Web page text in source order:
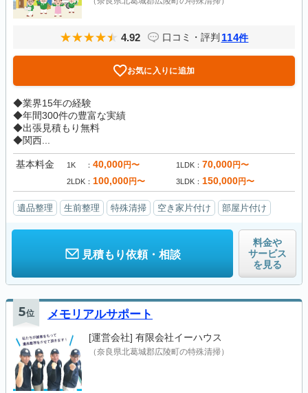
4.92 口コミ・評判 114件
お気に入りに追加
◆業界15年の経験
◆年間300件の豊富な実績
◆出張見積もり無料
◆関西...
基本料金 1K 40,000円〜 1LDK 70,000円〜
2LDK 100,000円〜 3LDK 150,000円〜
遺品整理 生前整理 特殊清掃 空き家片付け 部屋片付け
見積もり依頼・相談
料金や
サービス
を見る
5位 メモリアルサポート
[運営会社] 有限会社イーハウス
（奈良県北葛城郡広陵町の特殊清掃）